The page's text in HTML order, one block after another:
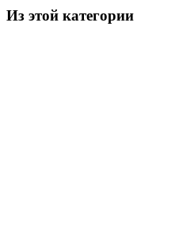
Из этой категории